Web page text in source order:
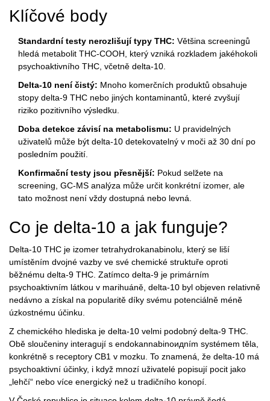
Klíčové body
Standardní testy nerozlišují typy THC: Většina screeningů
hledá metabolit THC-COOH, který vzniká rozkladem jakéhokoli
psychoaktivního THC, včetně delta-10.
Delta-10 není čistý: Mnoho komerčních produktů obsahuje
stopy delta-9 THC nebo jiných kontaminantů, které zvyšují
riziko pozitivního výsledku.
Doba detekce závisí na metabolismu: U pravidelných
uživatelů může být delta-10 detekovatelný v moči až 30 dní po
posledním použití.
Konfirmační testy jsou přesnější: Pokud selžete na
screening, GC-MS analýza může určit konkrétní izomer, ale
tato možnost není vždy dostupná nebo levná.
Co je delta-10 a jak funguje?
Delta-10 THC je izomer tetrahydrokanabinolu, který se liší
umístěním dvojné vazby ve své chemické struktuře oproti
běžnému delta-9 THC . Zatímco delta-9 je primárním
psychoaktivním látkou v marihuáně, delta-10 byl objeven relativně
nedávno a získal na popularitě díky svému potenciálně méně
úzkostnému účinku.
Z chemického hlediska je delta-10 velmi podobný delta-9 THC.
Obě sloučeniny interagují s endokannabinoидním systémem těla,
konkrétně s receptory CB1 v mozku. To znamená, že delta-10 má
psychoaktivní účinky, i když mnozí uživatelé popisují pocit jako
„lehčí“ nebo více energický než u tradičního konopí.